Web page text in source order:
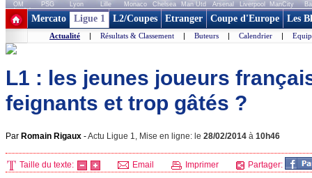
OM PSG Lyon Lille Monaco Chelsea Man Utd Arsenal Liverpool ManCity
+ de clubs
Mercato Ligue 1 L2/Coupes Etranger Coupe d'Europe Les
Actualité | Résultats & Classement | Buteurs | Calendrier |
L1 : les jeunes joueurs
feignants et trop gâtés ?
Par Romain Rigaux -Actu Ligue 1, Mise en ligne: le 28/02/2014 à 10h46
Taille du texte: Email Imprimer Partager: